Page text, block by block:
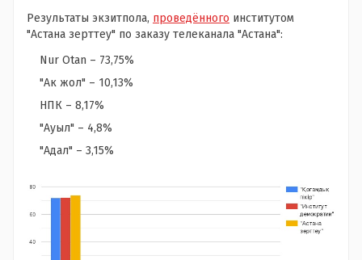
Результаты экзитпола, проведённого институтом
"Астана зерттеу" по заказу телеканала "Астана":
Nur Otan – 73,75%
"Ак жол" – 10,13%
НПК – 8,17%
"Ауыл" – 4,8%
"Адал" – 3,15%